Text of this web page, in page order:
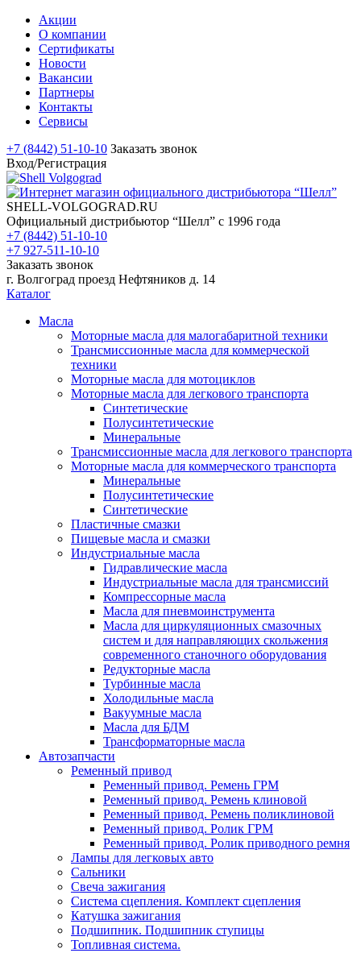
Акции
О компании
Сертификаты
Новости
Вакансии
Партнеры
Контакты
Сервисы
+7 (8442) 51-10-10 Заказать звонок
Вход/Регистрация
SHELL-VOLGOGRAD.RU
Официальный дистрибьютор “Шелл” с 1996 года
+7 (8442) 51-10-10
+7 927-511-10-10
Заказать звонок
г. Волгоград проезд Нефтяников д. 14
Каталог
Масла
Моторные масла для малогабаритной техники
Трансмиссионные масла для коммерческой
техники
Моторные масла для мотоциклов
Моторные масла для легкового транспорта
Синтетические
Полусинтетические
Минеральные
Трансмиссионные масла для легкового транспорта
Моторные масла для коммерческого транспорта
Минеральные
Полусинтетические
Синтетические
Пластичные смазки
Пищевые масла и смазки
Индустриальные масла
Гидравлические масла
Индустриальные масла для трансмиссий
Компрессорные масла
Масла для пневмоинструмента
Масла для циркуляционных смазочных
систем и для направляющих скольжения
современного станочного оборудования
Редукторные масла
Турбинные масла
Холодильные масла
Вакуумные масла
Масла для БДМ
Трансформаторные масла
Автозапчасти
Ременный привод
Ременный привод. Ремень ГРМ
Ременный привод. Ремень клиновой
Ременный привод. Ремень поликлиновой
Ременный привод. Ролик ГРМ
Ременный привод. Ролик приводного ремня
Лампы для легковых авто
Сальники
Свеча зажигания
Система сцепления. Комплект сцепления
Катушка зажигания
Подшипник. Подшипник ступицы
Топливная система.